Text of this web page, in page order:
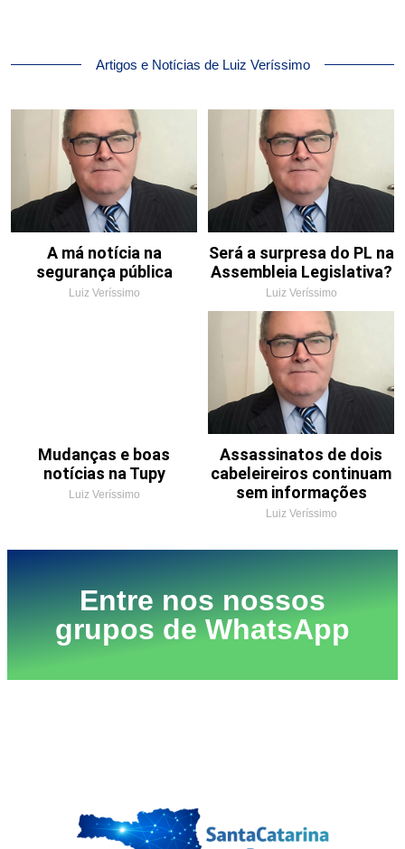
Artigos e Notícias de Luiz Veríssimo
A má notícia na
segurança pública
Luiz Veríssimo
Será a surpresa do PL na
Assembleia Legislativa?
Luiz Veríssimo
Mudanças e boas
notícias na Tupy
Luiz Veríssimo
Assassinatos de dois
cabeleireiros continuam
sem informações
Luiz Veríssimo
Entre nos nossos
grupos de WhatsApp